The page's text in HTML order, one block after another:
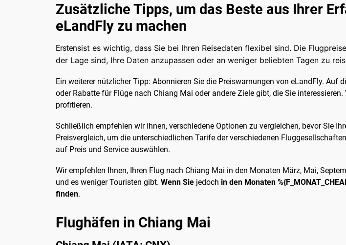
Zusätzliche Tipps, um das Beste aus Ihrer
eLandFly zu machen
Erstensist es wichtig, dass Sie bei Ihren Reisedaten flexibel sind. Die
der Lage sind, Ihre Daten anzupassen oder an weniger beliebten Tagen zu
Ein weiterer nützlicher Tipp: Abonnieren Sie die Preiswarnungen von eLandFly. Auf
oder Rabatte für Flüge nach Chiang Mai oder andere Ziele gibt, die Sie
profitieren.
Schließlich empfehlen wir Ihnen, verschiedene Optionen zu vergleichen, bevor Sie
Preisvergleich, um die unterschiedlichen Tarife der verschiedenen
auf Preis und Service auswählen.
Wir empfehlen Ihnen, Ihren Flug nach Chiang Mai in den Monaten März, Mai,
und es weniger Touristen gibt. Wenn Sie jedoch in den Monaten
finden.
Flughäfen in Chiang Mai